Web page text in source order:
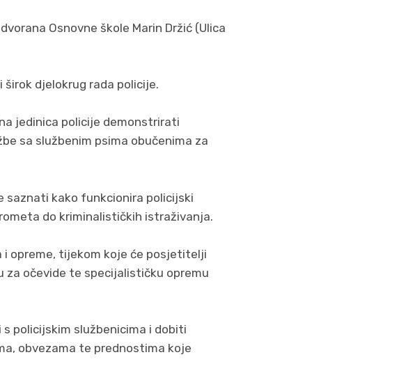
Osnovne škole Marin Držić (Ulica
djelokrug rada policije.
jedinica policije demonstrirati
sa službenim psima obučenima za
saznati kako funkcionira policijski
do kriminalističkih istraživanja.
i opreme, tijekom koje će posjetitelji
za očevide te specijalističku opremu
policijskim službenicima i dobiti
obvezama te prednostima koje